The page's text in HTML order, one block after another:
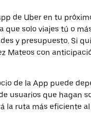
de Uber en tu
que solo viajes tú o
y presupuesto. Si
Mateos con
de la App puede
usuarios que hagan
la ruta más eficiente